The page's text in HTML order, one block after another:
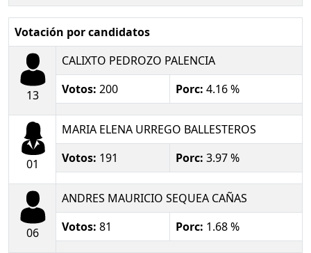
Votación por candidatos
13
CALIXTO PEDROZO PALENCIA
Votos: 200 Porc: 4.16 %
01
MARIA ELENA URREGO BALLESTEROS
Votos: 191 Porc: 3.97 %
06
ANDRES MAURICIO SEQUEA CAÑAS
Votos: 81 Porc: 1.68 %